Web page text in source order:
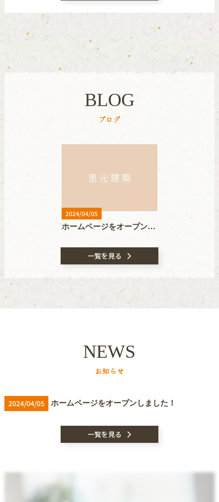
BLOG
ブログ
2024/04/05
ホームページをオープンしました！
一覧を見る
NEWS
お知らせ
2024/04/05 ホームページをオープンしました！
一覧を見る